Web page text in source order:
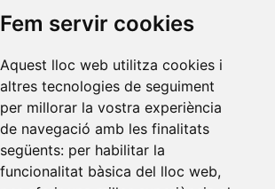
Fem servir cookies
Aquest lloc web utilitza cookies i
altres tecnologies de seguiment
per millorar la vostra experiència
de navegació amb les finalitats
següents: per habilitar la
funcionalitat bàsica del lloc web,
Oliba CEU • Universitat d'Alacant
•Universitat Autònoma de
Universitat de Barcelona •
Herrera•Universitat de Girona•